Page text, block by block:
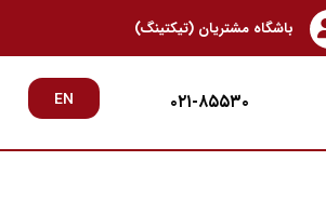
باشگاه مشتریان (تیکتینگ)
۰۲۱-۸۵۵۳۰ EN